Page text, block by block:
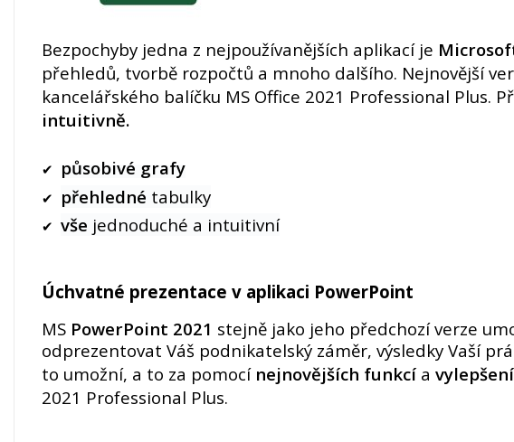
Bezpochyby jedna z nejpoužívanějších aplikací je
přehledů, tvorbě rozpočtů a mnoho dalšího. Nejnovější
kancelářského balíčku MS Office 2021 Professional
intuitivně.
✔ působivé grafy
✔ přehledné tabulky
✔ vše jednoduché a intuitivní
Úchvatné prezentace v aplikaci PowerPoint
MS PowerPoint 2021 stejně jako jeho předchozí verze
odprezentovat Váš podnikatelský záměr, výsledky Vaší
to umožní, a to za pomocí nejnovějších funkcí a vylepšení
2021 Professional Plus.